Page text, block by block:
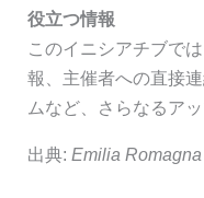
役立つ情報
このイニシアチブで
報、主催者への直接
ムなど、さらなるア
出典: Emilia